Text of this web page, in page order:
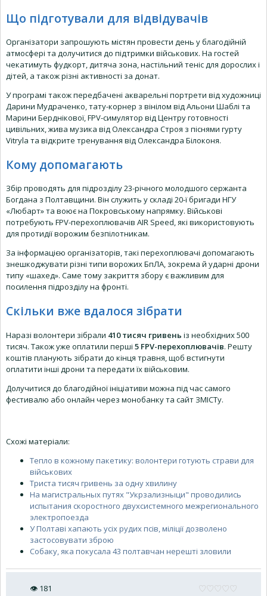
Що підготували для відвідувачів
Організатори запрошують містян провести день у благодійній
атмосфері та долучитися до підтримки військових. На гостей
чекатимуть фудкорт, дитяча зона, настільний теніс для дорослих і
дітей, а також різні активності за донат.
У програмі також передбачені акварельні портрети від художниці
Дарини Мудраченко, тату-корнер з вінілом від Альони Шаблі та
Марини Берднікової, FPV-симулятор від Центру готовності
цивільних, жива музика від Олександра Строя з піснями гурту
Vitryla та відкрите тренування від Олександра Білоконя.
Кому допомагають
Збір проводять для підрозділу 23-річного молодшого сержанта
Богдана з Полтавщини. Він служить у складі 20-ї бригади НГУ
«Любарт» та воює на Покровському напрямку. Військові
потребують FPV-перехоплювачів AIR Speed, які використовують
для протидії ворожим безпілотникам.
За інформацією організаторів, такі перехоплювачі допомагають
знешкоджувати різні типи ворожих БпЛА, зокрема й ударні дрони
типу «шахед». Саме тому закриття збору є важливим для
посилення підрозділу на фронті.
Скільки вже вдалося зібрати
Наразі волонтери зібрали 410 тисяч гривень із необхідних 500
тисяч. Також уже оплатили перші 5 FPV-перехоплювачів. Решту
коштів планують зібрати до кінця травня, щоб встигнути
оплатити інші дрони та передати їх військовим.
Долучитися до благодійної ініціативи можна під час самого
фестивалю або онлайн через монобанку та сайт ЗМІСТу.
Схожі матеріали:
Тепло в кожному пакетику: волонтери готують страви для
військових
Триста тисяч гривень за одну хвилину
На магистральных путях "Укрзализныци" проводились
испытания скоростного двухсистемного межрегионального
электропоезда
У Полтаві хапають усіх рудих псів, міліції дозволено
застосовувати зброю
Собаку, яка покусала 43 полтавчан нерешті зловили
👁 181